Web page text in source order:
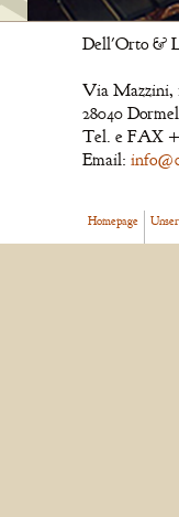
Dell'Orto &
Via Mazzini,
28040
Tel. e FAX
Email:
Homepage